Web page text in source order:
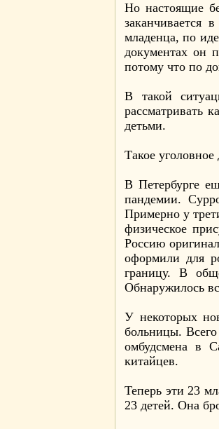
Но настоящие
заканчивается
младенца, по
документах он
потому что по
В такой
рассматривать
детьми.
Такое уголовное
В Петербурге
пандемии.
Примерно у
физическое
Россию
оформили для
границу. В
Обнаружилось
У некоторых
больницы. Всего
омбудсмена в
китайцев.
Теперь эти 23
23 детей. Она